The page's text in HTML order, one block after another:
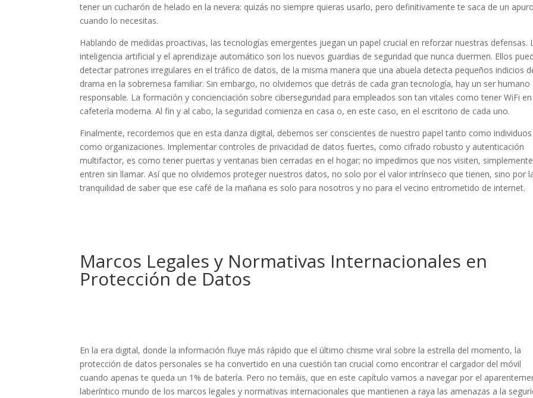
tener un cucharón de helado en la nevera: quizás no siempre quieras usarlo, pero definitivamente te saca de un apuro
cuando lo necesitas.
Hablando de medidas proactivas, las tecnologías emergentes juegan un papel crucial en reforzar nuestras defensas.
inteligencia artificial y el aprendizaje automático son los nuevos guardias de seguridad que nunca duermen. Ellos
detectar patrones irregulares en el tráfico de datos, de la misma manera que una abuela detecta pequeños indicios
drama en la sobremesa familiar. Sin embargo, no olvidemos que detrás de cada gran tecnología, hay un ser humano
responsable. La formación y concienciación sobre ciberseguridad para empleados son tan vitales como tener WiFi
cafetería moderna. Al fin y al cabo, la seguridad comienza en casa o, en este caso, en el escritorio de cada uno.
Finalmente, recordemos que en esta danza digital, debemos ser conscientes de nuestro papel tanto como individuos
como organizaciones. Implementar controles de privacidad de datos fuertes, como cifrado robusto y autenticación
multifactor, es como tener puertas y ventanas bien cerradas en el hogar; no impedimos que nos visiten,
entren sin llamar. Así que no olvidemos proteger nuestros datos, no solo por el valor intrínseco que tienen, sino por
tranquilidad de saber que ese café de la mañana es solo para nosotros y no para el vecino entrometido de internet.
Marcos Legales y Normativas Internacionales en
Protección de Datos
En la era digital, donde la información fluye más rápido que el último chisme viral sobre la estrella del momento, la
protección de datos personales se ha convertido en una cuestión tan crucial como encontrar el cargador del móvil
cuando apenas te queda un 1% de batería. Pero no temáis, que en este capítulo vamos a navegar por el
laberíntico mundo de los marcos legales y normativas internacionales que mantienen a raya las amenazas a la